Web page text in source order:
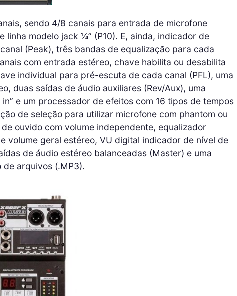
sendo 4/8 canais para entrada de microfone
linha modelo jack ¼” (P10). E, ainda, indicador de
(Peak), três bandas de equalização para cada
com entrada estéreo, chave habilita ou desabilita
individual para pré-escuta de cada canal (PFL), uma
duas saídas de áudio auxiliares (Rev/Aux), uma
e um processador de efeitos com 16 tipos de tempos
de seleção para utilizar microfone com phantom ou
ouvido com volume independente, equalizador
volume geral estéreo, VU digital indicador de nível de
de áudio estéreo balanceadas (Master) e uma
de arquivos (.MP3).